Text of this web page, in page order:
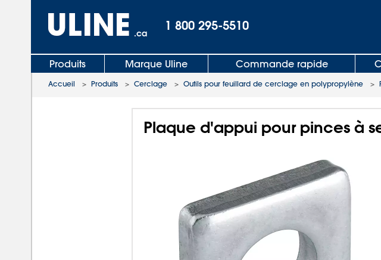
.ca
1 800 295-5510
Produits Marque Uline Commande rapide
Accueil > Produits > Cerclage > Outils pour feuillard de cerclage en polypropylène >
Plaque d'appui pour pinces à